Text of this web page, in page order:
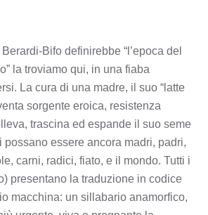
Bifo definirebbe “l’epoca del
la troviamo qui, in una fiaba
La cura di una madre, il suo “latte
sorgente eroica, resistenza
trascina ed espande il suo seme
possano essere ancora madri, padri,
carni, radici, fiato, e il mondo. Tutti i
presentano la traduzione in codice
macchina: un sillabario anamorfico,